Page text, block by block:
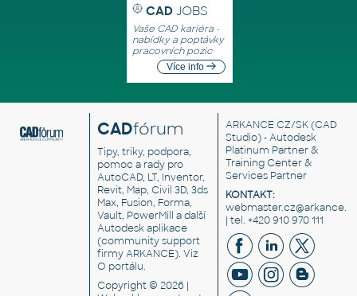
CAD JOBS
Vaše CAD kariéra -
nabídky a poptávky
pracovních pozic
Více info
CADfórum
Tipy, triky, podpora,
pomoc a rady pro
AutoCAD, LT, Inventor,
Revit, Map, Civil 3D, 3ds
Max, Fusion, Forma,
Vault, PowerMill a další
Autodesk aplikace
(community support
firmy ARKANCE). Viz
O portálu.
Copyright © 2026 |
ARKANCE CZ/SK(CAD
Studio) - Autodesk
Platinum Partner &
Training Center &
Services Partner
KONTAKT:
| tel. +420 910 970 111